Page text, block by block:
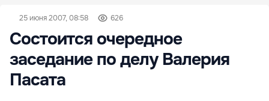
25 июня 2007, 08:58 626
Состоится очередное
заседание по делу Валерия
Пасата